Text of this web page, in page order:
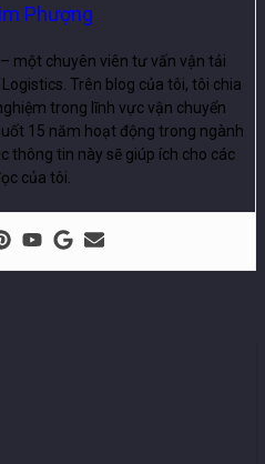
Phượng
một chuyên viên tư vấn vận tải
Trên blog của tôi, tôi chia
trong lĩnh vực vận chuyển
15 năm hoạt động trong ngành
thông tin này sẽ giúp ích cho các
của tôi.